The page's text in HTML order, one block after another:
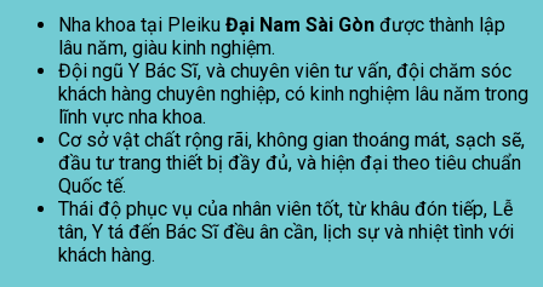
Nha khoa tại Pleiku Đại Nam Sài Gòn được thành lập
lâu năm, giàu kinh nghiệm.
Đội ngũ Y Bác Sĩ, và chuyên viên tư vấn, đội chăm sóc
khách hàng chuyên nghiệp, có kinh nghiệm lâu năm trong
lĩnh vực nha khoa.
Cơ sở vật chất rộng rãi, không gian thoáng mát, sạch sẽ,
đầu tư trang thiết bị đầy đủ, và hiện đại theo tiêu chuẩn
Quốc tế.
Thái độ phục vụ của nhân viên tốt, từ khâu đón tiếp, Lễ
tân, Y tá đến Bác Sĩ đều ân cần, lịch sự và nhiệt tình với
khách hàng.